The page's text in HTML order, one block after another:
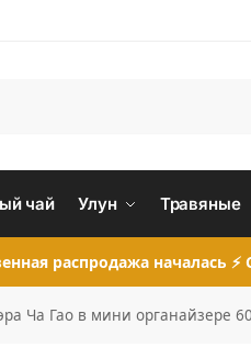
чай Улун Травяные
распродажа началась
Ча Гао в мини органайзере